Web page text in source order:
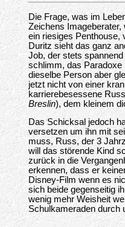
Die Frage, was im
Zeichens
ein riesiges Penthouse,
Duritz sieht das ganz
Job, der stets
schlimm, das Paradoxe
dieselbe Person aber
jetzt nicht von einer
karrierebesessene
Breslin), dem kleinem
Das Schicksal jedoch
versetzen um ihn mit
muss, Russ, der 3
will das störende Kind
zurück in die
erkennen, dass er
Disney-Film wenn es
sich beide gegenseitig
wenig mehr Weisheit
Schulkameraden durch